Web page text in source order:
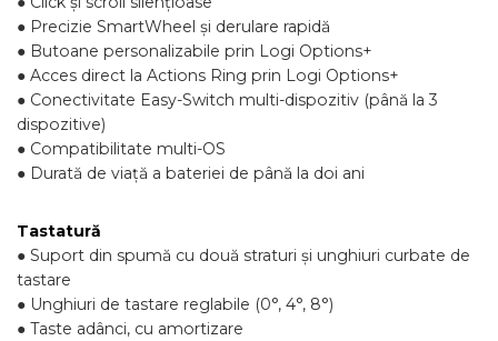
● Precizie SmartWheel și derulare rapidă
● Butoane personalizabile prin Logi Options+
● Acces direct la Actions Ring prin Logi Options+
● Conectivitate Easy-Switch multi-dispozitiv (până la 3
dispozitive)
● Compatibilitate multi-OS
● Durată de viață a bateriei de până la doi ani
Tastatură
● Suport din spumă cu două straturi și unghiuri curbate de
tastare
● Unghiuri de tastare reglabile (0°, 4°, 8°)
● Taste adânci, cu amortizare